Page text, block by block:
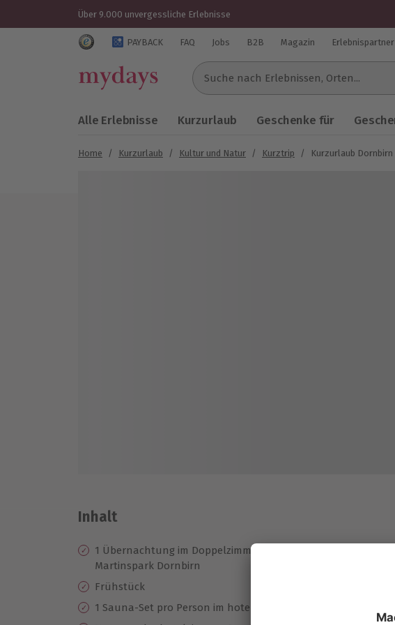
Über 9.000 unvergessliche Erlebnisse
Trustedshops Bewertungen für mydays.de
PAYBACK FAQ Jobs B2B Magazin
Suche nach Erlebnissen...
Alle Erlebnisse Kurzurlaub Geschenke für
Home / Kurzurlaub / Kultur und Natur / Kurztrip / Kurzurlaub Dornbirn
Inhalt
1 Übernachtung im Doppelzimmer im 4* Hotel Vienna House
Martinspark Dornbirn
Frühstück
1 Sauna-Set pro Person im hoteleigenen Saunabereich